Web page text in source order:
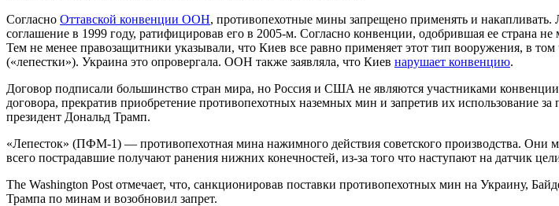
Согласно Оттавской конвенции ООН, противопехотные мины запрещено применять и
соглашение в 1999 году, ратифицировав его в 2005-м. Согласно конвенции, одобрившая ее страна
Тем не менее правозащитники указывали, что Киев все равно применяет этот тип вооружения,
(«лепестки»). Украина это опровергала. ООН также заявляла, что Киев нарушает конвенцию.
Договор подписали большинство стран мира, но Россия и США не являются участниками
договора, прекратив приобретение противопехотных наземных мин и запретив их использование
президент Дональд Трамп.
«Лепесток» (ПФМ-1) — противопехотная мина нажимного действия советского производства. Они
всего пострадавшие получают ранения нижних конечностей, из-за того что наступают на датчик
The Washington Post отмечает, что, санкционировав поставки противопехотных мин на Украину,
Трампа по минам и возобновил запрет.